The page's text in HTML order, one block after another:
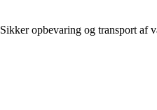
Sikker opbevaring og transport af